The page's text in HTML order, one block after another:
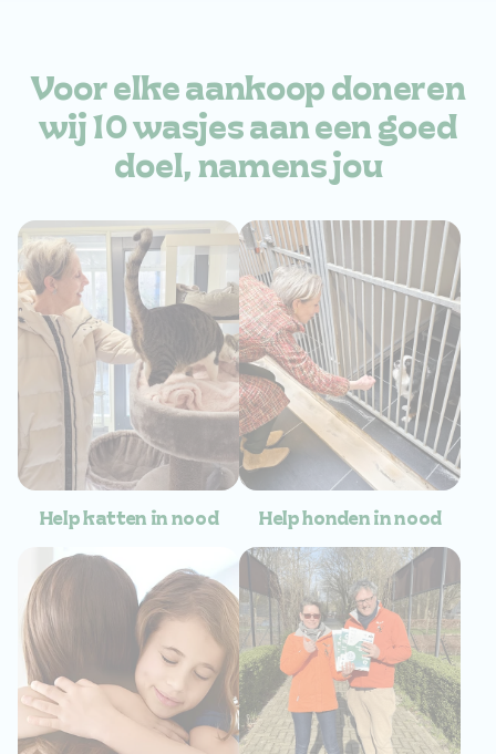
Voor elke aankoopdoneren
wij 10 wasjes aaneen goed
doel, namens jou
Help katten in nood Help honden in nood